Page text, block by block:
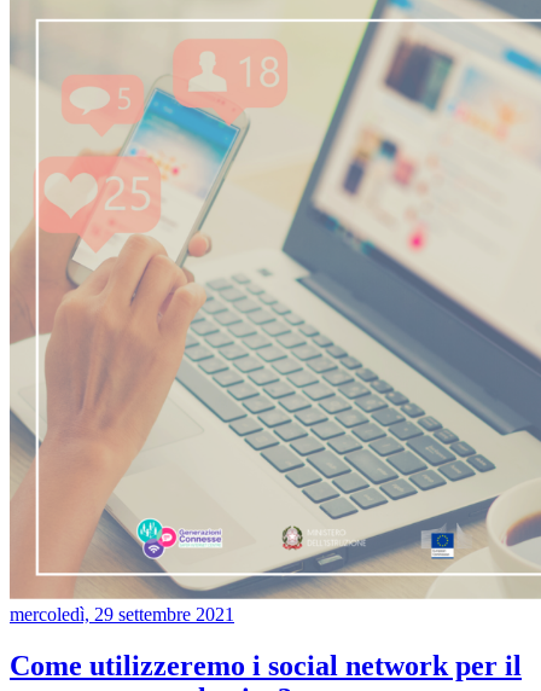
mercoledì, 29 settembre 2021
Come utilizzeremo i social network per il